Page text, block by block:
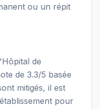
ou un répit
de
de 3.3/5 basée
mitigés, il est
pour